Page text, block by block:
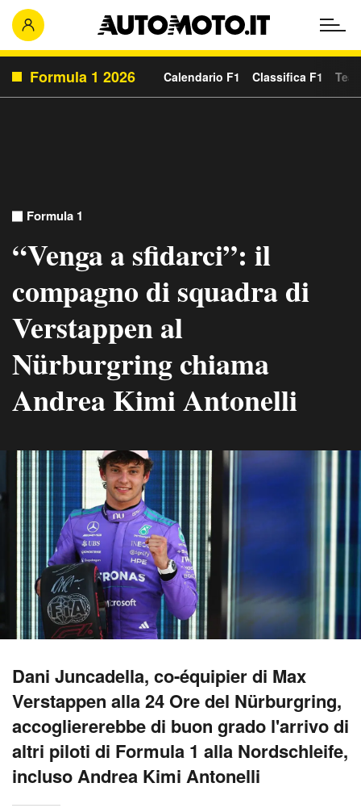
Formula 1 2026 Calendario F1 Classifica F1
Formula 1
“Venga a sfidarci”: il
compagno di squadra di
Verstappen al
Nürburgring chiama
Andrea Kimi Antonelli
Dani Juncadella, co-équipier di Max
Verstappen alla 24 Ore del Nürburgring,
accogliererebbe di buon grado l'arrivo di
altri piloti di Formula 1 alla Nordschleife,
incluso Andrea Kimi Antonelli